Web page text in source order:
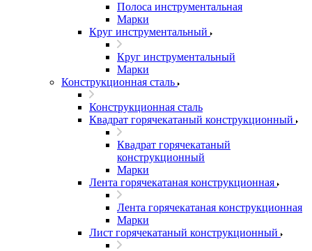
Полоса инструментальная
Марки
Круг инструментальный
Круг инструментальный
Марки
Конструкционная сталь
Конструкционная сталь
Квадрат горячекатаный конструкционный
Квадрат горячекатаный
конструкционный
Марки
Лента горячекатаная конструкционная
Лента горячекатаная конструкционная
Марки
Лист горячекатаный конструкционный